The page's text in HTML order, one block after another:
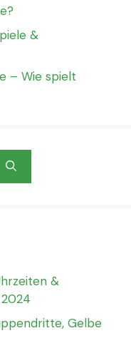
&
– Wie spielt
&
Gelbe